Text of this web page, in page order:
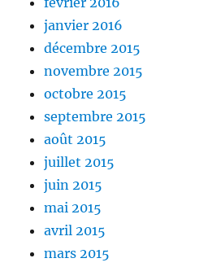
janvier 2016
décembre 2015
novembre 2015
octobre 2015
septembre 2015
août 2015
juillet 2015
juin 2015
mai 2015
avril 2015
mars 2015